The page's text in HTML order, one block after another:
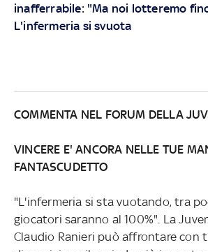
inafferrabile: "Ma noi lotteremo
L'infermeria si svuota
COMMENTA NEL FORUM DELLA
VINCERE E' ANCORA NELLE TUE
FANTASCUDETTO
"L'infermeria si sta vuotando, tra
giocatori saranno al 100%". La
Claudio Ranieri può affrontare con